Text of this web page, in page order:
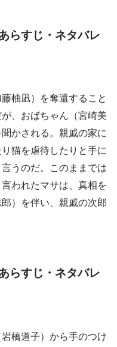
らすじ・ネタバレ
柚凪）を奪還すること
、おばちゃん（宮崎美
かされる。親戚の家に
猫を虐待したりと手に
うのだ。このままでは
われたマサは、真相を
）を伴い、親戚の次郎
らすじ・ネタバレ
橋道子）から手のつけ